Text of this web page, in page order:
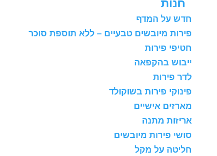
חנות
חדש על המדף
פירות מיובשים טבעיים – ללא תוספת סוכר
חטיפי פירות
ייבוש בהקפאה
לדר פירות
פינוקי פירות בשוקולד
מארזים אישיים
אריזות מתנה
סושי פירות מיובשים
חליטה על מקל